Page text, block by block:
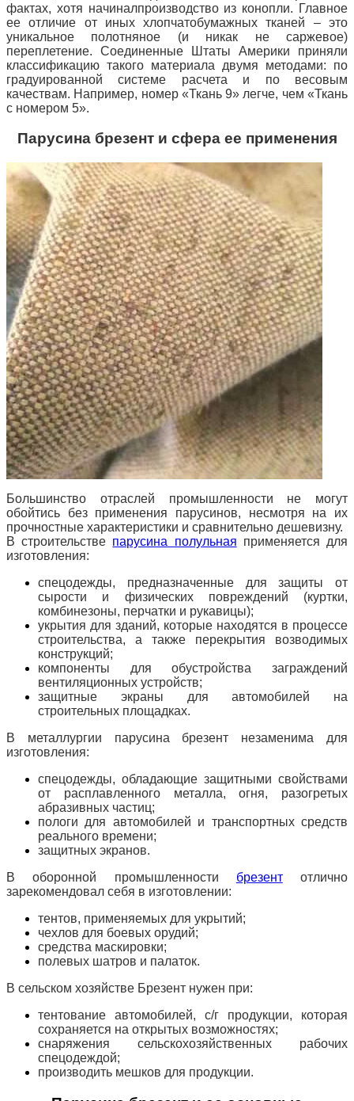
фактах, хотя начиналпроизводство из конопли. Главное
ее отличие от иных хлопчатобумажных тканей – это
уникальное полотняное (и никак не саржевое)
переплетение. Соединенные Штаты Америки приняли
классификацию такого материала двумя методами: по
градуированной системе расчета и по весовым
качествам. Например, номер «Ткань 9» легче, чем «Ткань
с номером 5».
Парусина брезент и сфера ее применения
Большинство отраслей промышленности не могут
обойтись без применения парусинов, несмотря на их
прочностные характеристики и сравнительно дешевизну.
В строительстве парусина полульная применяется для
изготовления:
спецодежды, предназначенные для защиты от
сырости и физических повреждений (куртки,
комбинезоны, перчатки и рукавицы);
укрытия для зданий, которые находятся в процессе
строительства, а также перекрытия возводимых
конструкций;
компоненты для обустройства заграждений
вентиляционных устройств;
защитные экраны для автомобилей на
строительных площадках.
В металлургии парусина брезент незаменима для
изготовления:
спецодежды, обладающие защитными свойствами
от расплавленного металла, огня, разогретых
абразивных частиц;
пологи для автомобилей и транспортных средств
реального времени;
защитных экранов.
В оборонной промышленности брезентотлично
зарекомендовал себя в изготовлении:
тентов, применяемых для укрытий;
чехлов для боевых орудий;
средства маскировки;
полевых шатров и палаток.
В сельском хозяйстве Брезент нужен при:
тентование автомобилей, с/г продукции, которая
сохраняется на открытых возможностях;
снаряжения сельскохозяйственных рабочих
спецодеждой;
производить мешков для продукции.